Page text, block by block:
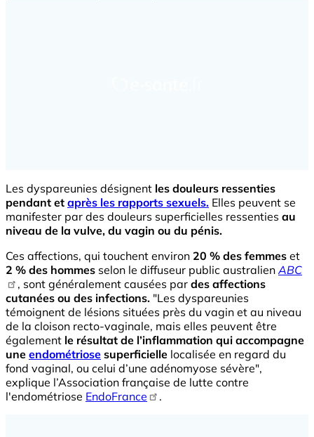
Les dyspareunies désignent les douleurs ressenties
pendant et après les rapports sexuels. Elles peuvent se
manifester par des douleurs superficielles ressenties au
niveau de la vulve, du vagin ou du pénis.
Ces affections, qui touchent environ 20 % des femmes et
2 % des hommes selon le diffuseur public australien ABC
, sont généralement causées pardes affections
cutanées ou des infections. "Les dyspareunies
témoignent de lésions situées près du vagin et au niveau
de la cloison recto-vaginale, mais elles peuvent être
également le résultat de l’inflammation qui accompagne
une endométriose superficielle localisée en regard du
fond vaginal, ou celui d’une adénomyose sévère",
explique l’Association française de lutte contre
l'endométriose EndoFrance .